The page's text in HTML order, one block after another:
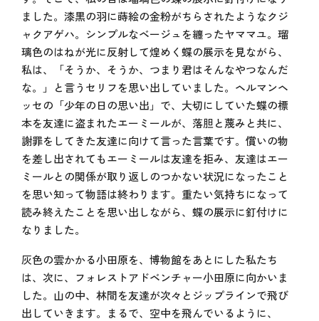
ました。漆黒の羽に蒔絵の金粉がちらされたようなクジ
ャクアゲハ。シンプルなベージュを纏ったヤママユ。瑠
璃色のはねが光に反射して煌めく蝶の展示を見ながら、
私は、「そうか、そうか、つまり君はそんなやつなんだ
な。」と言うセリフを思い出していました。ヘルマンヘ
ッセの「少年の日の思い出」で、大切にしていた蝶の標
本を友達に盗まれたエーミールが、落胆と蔑みと共に、
謝罪をしてきた友達に向けて言った言葉です。償いの物
を差し出されてもエーミールは友達を拒み、友達はエー
ミールとの関係が取り返しのつかない状況になったこと
を思い知って物語は終わります。重たい気持ちになって
読み終えたことを思い出しながら、蝶の展示に釘付けに
なりました。
灰色の雲かかる小田原を、博物館をあとにした私たち
は、次に、フォレストアドベンチャー小田原に向かいま
した。山の中、林間を友達が次々とジップラインで飛び
出していきます。まるで、空中を飛んでいるように、